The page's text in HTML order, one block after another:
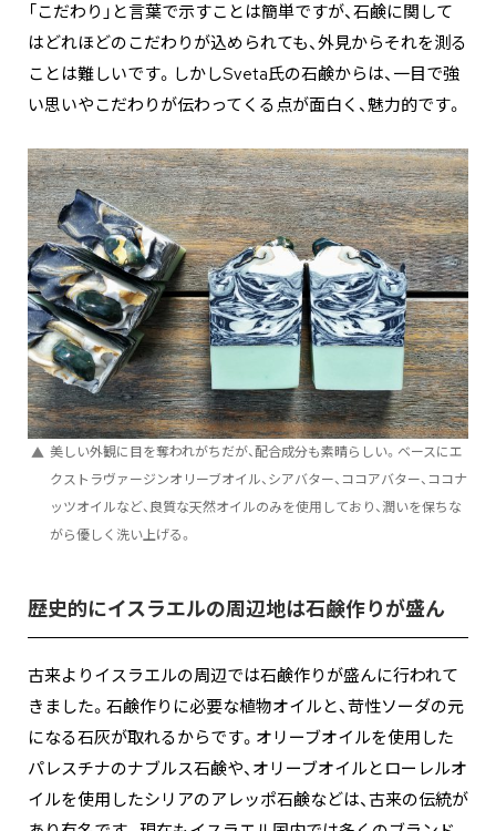
「こだわり」と言葉で示すことは簡単ですが、石鹸に関して
はどれほどのこだわりが込められても、外見からそれを測る
ことは難しいです。しかしSveta氏の石鹸からは、一目で強
い思いやこだわりが伝わってくる点が面白く、魅力的です。
美しい外観に目を奪われがちだが、配合成分も素晴らしい。ベースにエ
クストラヴァージンオリーブオイル、シアバター、ココアバター、ココナ
ッツオイルなど、良質な天然オイルのみを使用しており、潤いを保ちな
がら優しく洗い上げる。
歴史的にイスラエルの周辺地は石鹸作りが盛ん
古来よりイスラエルの周辺では石鹸作りが盛んに行われて
きました。石鹸作りに必要な植物オイルと、苛性ソーダの元
になる石灰が取れるからです。オリーブオイルを使用した
パレスチナのナブルス石鹸や、オリーブオイルとローレルオ
イルを使用したシリアのアレッポ石鹸などは、古来の伝統が